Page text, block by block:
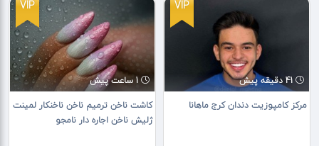
VIP
41 دقیقه پیش
مرکز کامپوزیت دندان کرج ماهانا
VIP
1 ساعت پیش
کاشت ناخن ترمیم ناخن ناخنکار لمینت
ژلیش ناخن اجاره دار نامجو